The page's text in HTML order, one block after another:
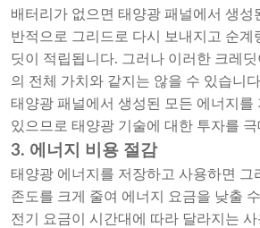
배터리가 없으면 태양광 패널에서 생성
반적으로 그리드로 다시 보내지고 순계
딧이 적립됩니다. 그러나 이러한 크레딧
의 전체 가치와 같지는 않을 수 있습니
태양광 패널에서 생성된 모든 에너지를
있으므로 태양광 기술에 대한 투자를
3. 에너지 비용 절감
태양광 에너지를 저장하고 사용하면 그
존도를 크게 줄여 에너지 요금을 낮출
전기 요금이 시간대에 따라 달라지는 사